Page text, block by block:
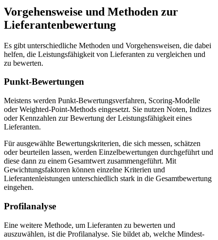
Vorgehensweise und Methoden zur
Lieferantenbewertung
Es gibt unterschiedliche Methoden und Vorgehensweisen, die dabei
helfen, die Leistungsfähigkeit von Lieferanten zu vergleichen und
zu bewerten.
Punkt-Bewertungen
Meistens werden Punkt-Bewertungsverfahren, Scoring-Modelle
oder Weighted-Point-Methods eingesetzt. Sie nutzen Noten, Indizes
oder Kennzahlen zur Bewertung der Leistungsfähigkeit eines
Lieferanten.
Für ausgewählte Bewertungskriterien, die sich messen, schätzen
oder beurteilen lassen, werden Einzelbewertungen durchgeführt und
diese dann zu einem Gesamtwert zusammengeführt. Mit
Gewichtungsfaktoren können einzelne Kriterien und
Lieferantenleistungen unterschiedlich stark in die Gesamtbewertung
eingehen.
Profilanalyse
Eine weitere Methode, um Lieferanten zu bewerten und
auszuwählen, ist die Profilanalyse. Sie bildet ab, welche Mindest-